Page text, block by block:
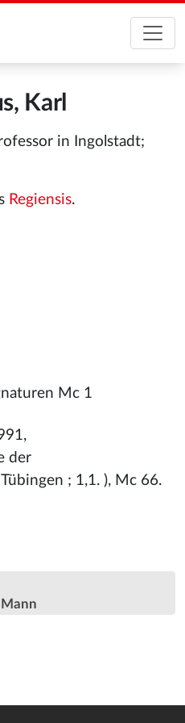
Karl
in Ingolstadt;
Regiensis.
Mc 1
der
; 1,1. ), Mc 66.
Mann